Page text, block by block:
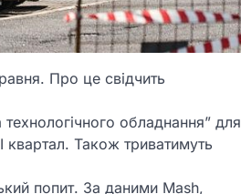
Про це свідчить
обладнання” для
квартал. Також триватимуть
попит. За даними Mash,